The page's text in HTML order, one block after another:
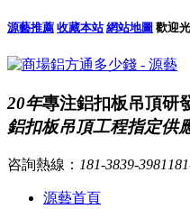
源藝推薦 收藏本站 網站地圖 歡迎
20年專注鋁扣板吊頂研
鋁扣板吊頂工程指定供
咨詢熱線： 181-3839-3981
源藝首頁